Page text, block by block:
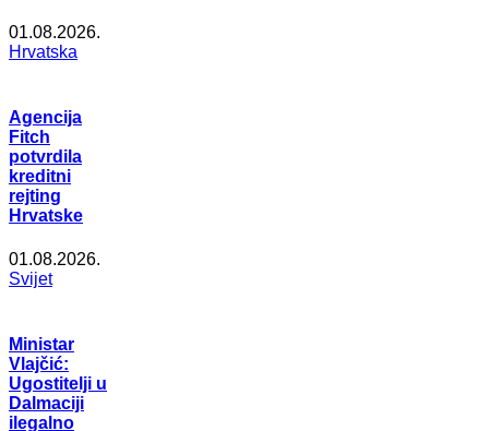
01.08.2026.
Hrvatska
Agencija
Fitch
potvrdila
kreditni
rejting
Hrvatske
01.08.2026.
Svijet
Ministar
Vlajčić:
Ugostitelji u
Dalmaciji
ilegalno